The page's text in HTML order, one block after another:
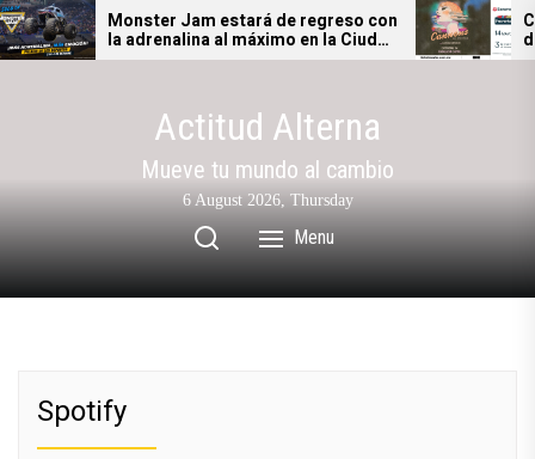
Skip
to
Monster Jam estará de regreso con
la adrenalina al máximo en la Ciudad
de México
de
Actitud Alterna
Mueve tu mundo al cambio
6 August 2026, Thursday
Menu
Spotify